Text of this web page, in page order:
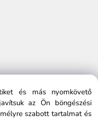
és más nyomkövető
az Ön böngészési
szabott tartalmat és